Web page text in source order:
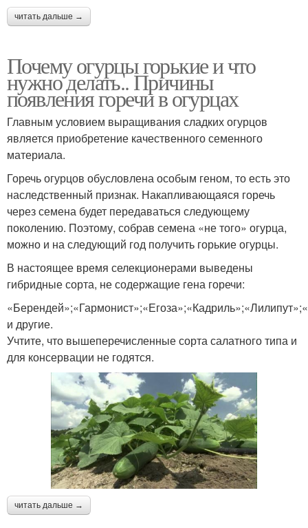
читать дальше →
Почему огурцы горькие и что
нужно делать.. Причины
появления горечи в огурцах
Главным условием выращивания сладких огурцов
является приобретение качественного семенного
материала.
Горечь огурцов обусловлена особым геном, то есть это
наследственный признак. Накапливающаяся горечь
через семена будет передаваться следующему
поколению. Поэтому, собрав семена «не того» огурца,
можно и на следующий год получить горькие огурцы.
В настоящее время селекционерами выведены
гибридные сорта, не содержащие гена горечи:
и другие.
Учтите, что вышеперечисленные сорта салатного типа и
для консервации не годятся.
читать дальше →